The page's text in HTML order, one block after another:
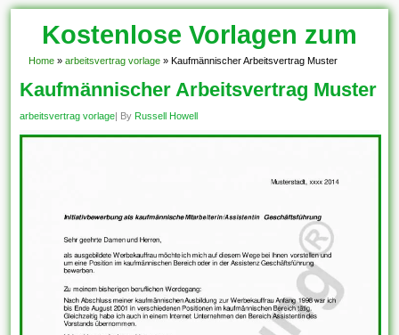
Kostenlose Vorlagen zum
Download!
Home » arbeitsvertrag vorlage » Kaufmännischer Arbeitsvertrag Muster
Kaufmännischer Arbeitsvertrag Muster
arbeitsvertrag vorlage| By Russell Howell